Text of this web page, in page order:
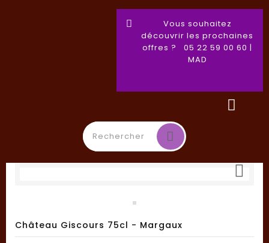
Vous souhaitez
découvrir les prochaines
offres ? 05 22 59 00 60 |
MAD

Château Giscours 75cl - Margaux